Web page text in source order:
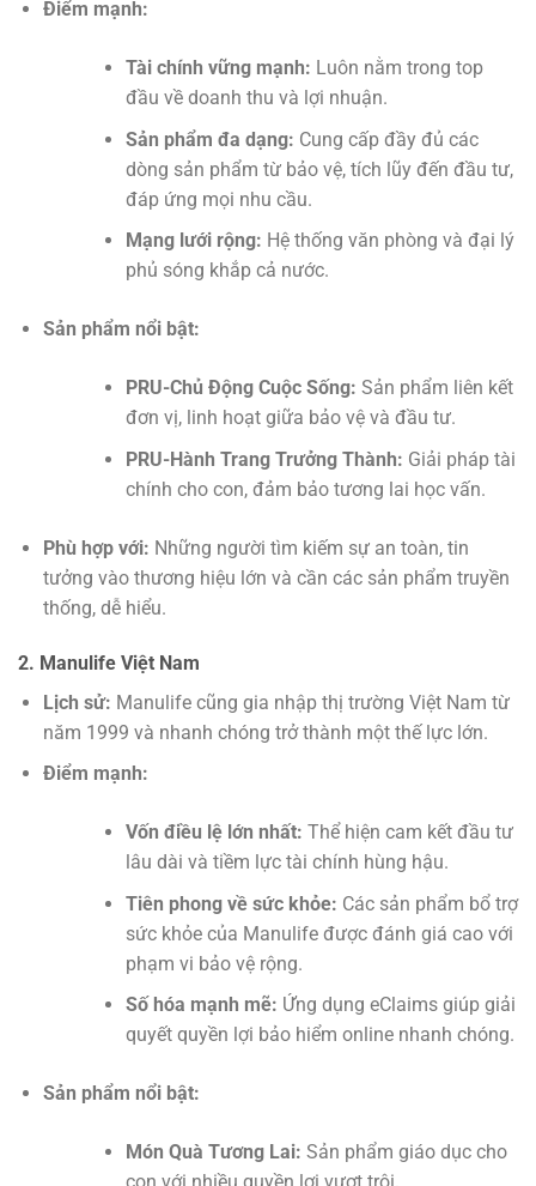
Điểm mạnh:
Tài chính vững mạnh: Luôn nằm trong top
đầu về doanh thu và lợi nhuận.
Sản phẩm đa dạng: Cung cấp đầy đủ các
dòng sản phẩm từ bảo vệ, tích lũy đến đầu tư,
đáp ứng mọi nhu cầu.
Mạng lưới rộng: Hệ thống văn phòng và đại lý
phủ sóng khắp cả nước.
Sản phẩm nổi bật:
PRU-Chủ Động Cuộc Sống: Sản phẩm liên kết
đơn vị, linh hoạt giữa bảo vệ và đầu tư.
PRU-Hành Trang Trưởng Thành: Giải pháp tài
chính cho con, đảm bảo tương lai học vấn.
Phù hợp với: Những người tìm kiếm sự an toàn, tin
tưởng vào thương hiệu lớn và cần các sản phẩm truyền
thống, dễ hiểu.
2. Manulife Việt Nam
Lịch sử: Manulife cũng gia nhập thị trường Việt Nam từ
năm 1999 và nhanh chóng trở thành một thế lực lớn.
Điểm mạnh:
Vốn điều lệ lớn nhất: Thể hiện cam kết đầu tư
lâu dài và tiềm lực tài chính hùng hậu.
Tiên phong về sức khỏe: Các sản phẩm bổ trợ
sức khỏe của Manulife được đánh giá cao với
phạm vi bảo vệ rộng.
Số hóa mạnh mẽ: Ứng dụng eClaims giúp giải
quyết quyền lợi bảo hiểm online nhanh chóng.
Sản phẩm nổi bật:
Món Quà Tương Lai: Sản phẩm giáo dục cho